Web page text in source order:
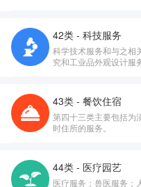
42类 - 科技服务
科学技术服务和与之相
究和工业品外观设计服
43类 - 餐饮住宿
第四十三类主要包括为
时住所的服务。
44类 - 医疗园艺
医疗服务；兽医服务；